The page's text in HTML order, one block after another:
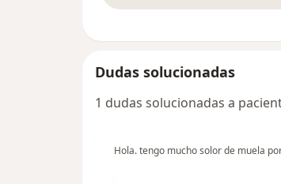
Dudas solucionadas
1 dudas solucionadas a
Hola. tengo mucho solor de muela